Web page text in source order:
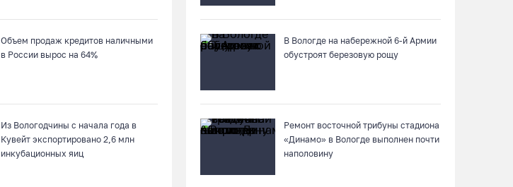
13,4 тысячи человек
05.08.26 / 15:44
Разбившегося водителя кроссового
мотоцикла доставили в Вытегорскую ЦРБ
Объем продаж кредитов наличными
в России вырос на 64%
Из Вологодчины с начала года в
Кувейт экспортировано 2,6 млн
инкубационных яиц
В Вологде на набережной 6-й Армии
обустроят березовую рощу
Ремонт восточной трибуны стадиона
«Динамо» в Вологде выполнен почти
наполовину